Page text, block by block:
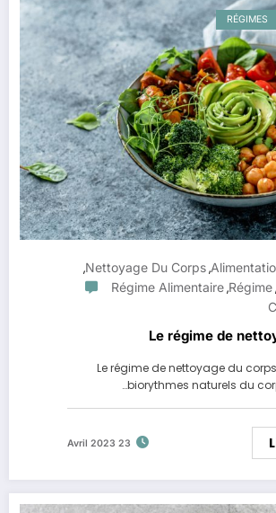
RÉGIMES
,
Nettoyage Du Corps
,
,
Régime
,
Régime Alimentaire
Le régime de
Le régime de nettoyage du
biorythmes naturels du
23 Avril 2023